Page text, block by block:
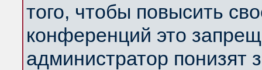
того, чтобы повысить
конференций это
администратор понизят